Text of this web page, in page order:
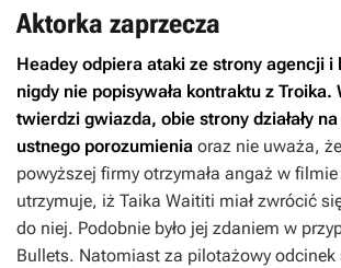
Aktorka zaprzecza
Headey odpiera ataki ze strony agencji i
nigdy nie popisywała kontraktu z Troika.
twierdzi gwiazda, obie strony działały
ustnego porozumienia oraz nie uważa,
powyższej firmy otrzymała angaż w
utrzymuje, iż Taika Waititi miał zwrócić
do niej. Podobnie było jej zdaniem w
Bullets. Natomiast za pilotażowy odcinek